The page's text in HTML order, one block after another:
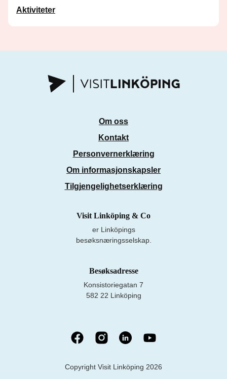
Aktiviteter
Om oss
Kontakt
Personvernerklæring
Om informasjonskapsler
Tilgjengelighetserklæring
Visit Linköping & Co
er Linköpings
besøksnæringsselskap.
Besøksadresse
Konsistoriegatan 7
582 22 Linköping
Copyright Visit Linköping 2026